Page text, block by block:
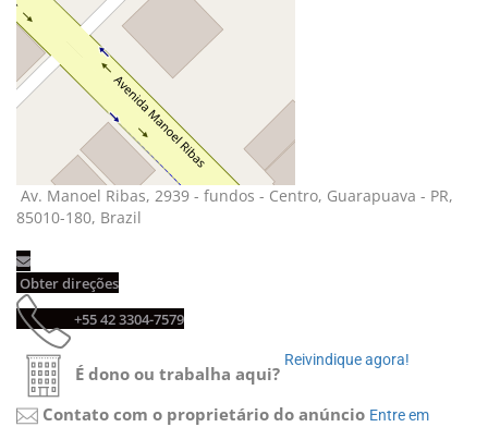
Av. Manoel Ribas, 2939 - fundos - Centro, Guarapuava - PR,
85010-180, Brazil
Obter direções
+55 42 3304-7579
É dono ou trabalha aqui?
Reivindique agora!
Contato com o proprietário do anúncio Entre em